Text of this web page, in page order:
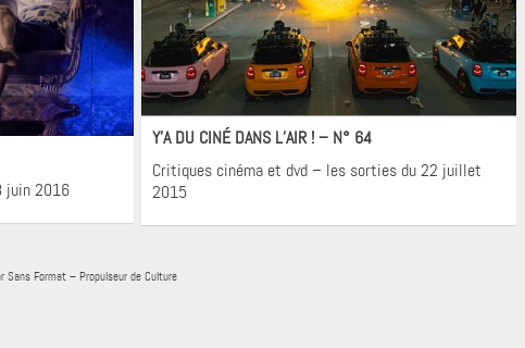
juin 2016
Cinéma
Y’A DU CINÉ DANS L’AIR ! – N° 64
Critiques cinéma et dvd – les sorties du 22 juillet
2015
Format – Propulseur de Culture